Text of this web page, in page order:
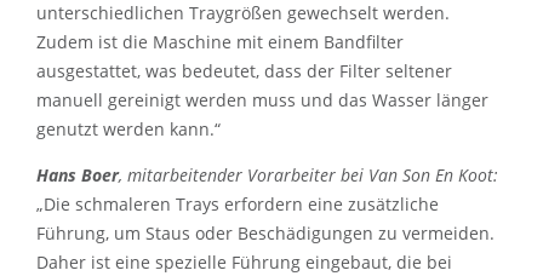
unterschiedlichen Traygrößen gewechselt werden.
Zudem ist die Maschine mit einem Bandfilter
ausgestattet, was bedeutet, dass der Filter seltener
manuell gereinigt werden muss und das Wasser länger
genutzt werden kann.“
Hans Boer, mitarbeitender Vorarbeiter bei Van Son En Koot:
„Die schmaleren Trays erfordern eine zusätzliche
Führung, um Staus oder Beschädigungen zu vermeiden.
Daher ist eine spezielle Führung eingebaut, die bei